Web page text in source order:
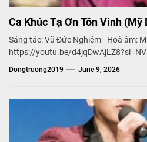
Ca Khúc Tạ Ơn Tôn Vinh (Mỹ
Sáng tác: Vũ Đức Nghiêm - Hoà âm:
https://youtu.be/
Dongtruong2019 June 9, 2026